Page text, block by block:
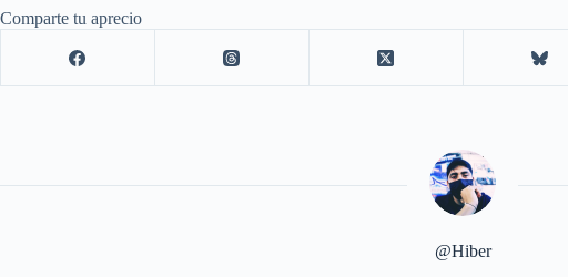
Comparte tu aprecio
@Hiber